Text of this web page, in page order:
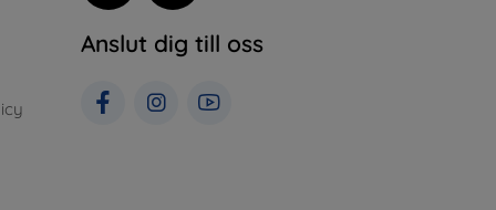
Anslut dig till oss